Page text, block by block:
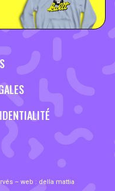
– web : della mattia